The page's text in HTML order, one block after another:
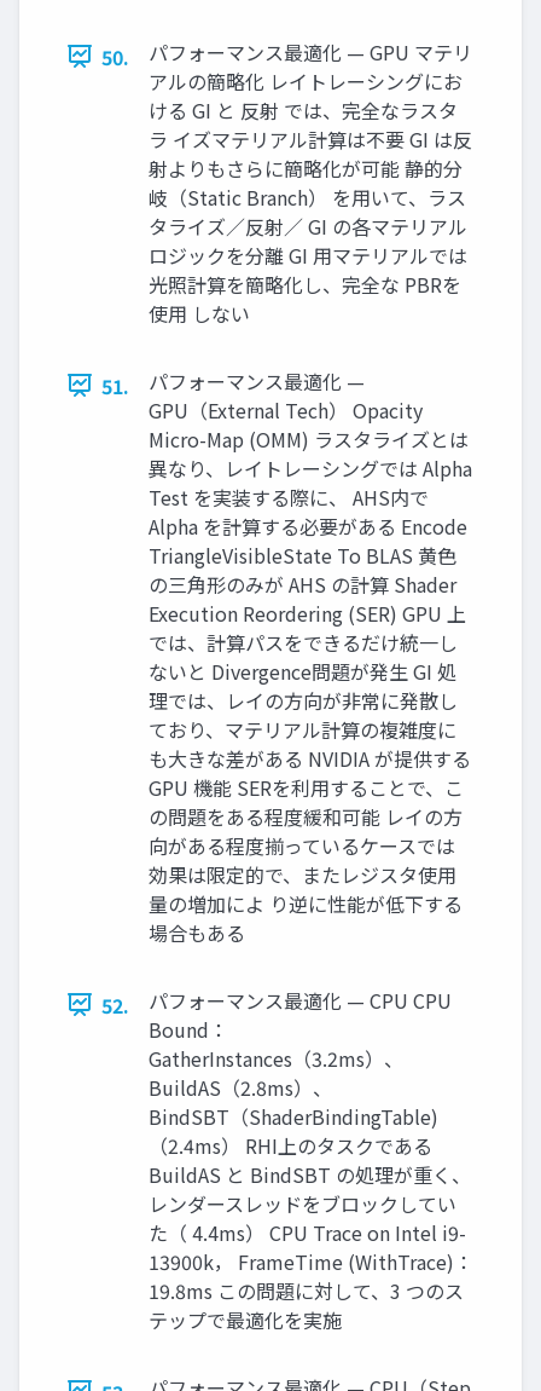
50.
パフォーマンス最適化 — GPU マテリ
アルの簡略化 レイトレーシングにお
ける GI と 反射 では、完全なラスタ
ラ イズマテリアル計算は不要 GI は反
射よりもさらに簡略化が可能 静的分
岐（Static Branch） を用いて、ラス
タライズ／反射／ GI の各マテリアル
ロジックを分離 GI 用マテリアルでは
光照計算を簡略化し、完全な PBRを
使用 しない
51.
パフォーマンス最適化 —
GPU（External Tech） Opacity
Micro-Map (OMM) ラスタライズとは
異なり、レイトレーシングでは Alpha
Test を実装する際に、 AHS内で
Alpha を計算する必要がある Encode
TriangleVisibleState To BLAS 黄色
の三角形のみが AHS の計算 Shader
Execution Reordering (SER) GPU 上
では、計算パスをできるだけ統一し
ないと Divergence問題が発生 GI 処
理では、レイの方向が非常に発散し
ており、マテリアル計算の複雑度に
も大きな差がある NVIDIA が提供する
GPU 機能 SERを利用することで、こ
の問題をある程度緩和可能 レイの方
向がある程度揃っているケースでは
効果は限定的で、またレジスタ使用
量の増加によ り逆に性能が低下する
場合もある
52.
パフォーマンス最適化 — CPU CPU
Bound：
GatherInstances（3.2ms）、
BuildAS（2.8ms）、
BindSBT（ShaderBindingTable)
（2.4ms） RHI上のタスクである
BuildAS と BindSBT の処理が重く、
レンダースレッドをブロックしてい
た（ 4.4ms） CPU Trace on Intel i9-
13900k， FrameTime (WithTrace)：
19.8ms この問題に対して、3 つのス
テップで最適化を実施